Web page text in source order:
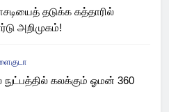
தடுக்க கத்தாரில்
அறிமுகம்!
நுட்பத்தில் கலக்கும் ஓமன் 360